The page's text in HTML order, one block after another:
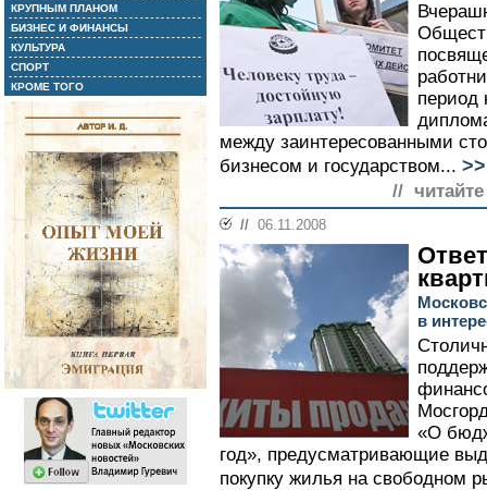
КРУПНЫМ ПЛАНОМ
БИЗНЕС И ФИНАНСЫ
КУЛЬТУРА
СПОРТ
КРОМЕ ТОГО
период
между заинтересованными
бизнесом и государством... >>
//
// 06.11.2008
в
«О
год», предусматривающие
покупку жилья на свободном